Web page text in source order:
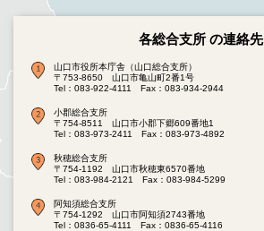
各総合支所 の連絡先
山口市役所本庁舎（山口総合支所）
〒753-8650 山口市亀山町2番1号
Tel：083-922-4111
Fax：083-934-2944
小郡総合支所
〒754-8511 山口市小郡下郷609番地1
Tel：083-973-2411
Fax：083-973-4892
秋穂総合支所
〒754-1192 山口市秋穂東6570番地
Tel：083-984-2121
Fax：083-984-5299
阿知須総合支所
〒754-1292 山口市阿知須2743番地
Tel：0836-65-4111
Fax：0836-65-4116